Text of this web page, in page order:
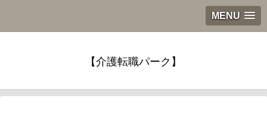
MENU
【介護転職パーク】